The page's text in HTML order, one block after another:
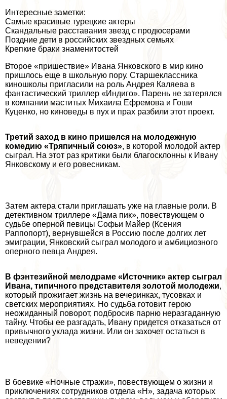
Интересные заметки:
Самые красивые турецкие актеры
Скандальные расставания звезд с продюсерами
Поздние дети в российских звездных семьях
Крепкие бpaки знаменитостей
Второе «пришествие» Ивана Янковского в мир кино
пришлось еще в школьную пору. Старшеклассника
киношколы пригласили на роль Андрея Каляева в
фантастический триллер «Индиго». Парень не затерялся
в компании маститых Михаила Ефремова и Гоши
Куценко, но киноведы в пух и прах разбили этот проект.
Третий заход в кино пришелся на молодежную
комедию «Тряпичный союз», в которой молодой актер
сыграл. На этот раз критики были благосклонны к Ивану
Янковскому и его ровесникам.
Затем актера стали приглашать уже на главные роли. В
детективном триллере «Дама пик», повествующем о
судьбе оперной певицы Софьи Майер (Ксения
Раппопорт), вернувшейся в Россию после долгих лет
эмиграции, Янковский сыграл молодого и амбициозного
оперного певца Андрея.
В фэнтезийной мелодраме «Источник» актер сыграл
Ивана, типичного представителя золотой молодежи,
который прожигает жизнь на вечеринках, тусовках и
светских мероприятиях. Но судьба готовит герою
неожиданный поворот, подбросив парню неразгаданную
тайну. Чтобы ее разгадать, Ивану придется отказаться от
привычного уклада жизни. Или он захочет остаться в
неведении?
В боевике «Ночные стражи», повествующем о жизни и
приключениях сотрудников отдела «Н», задача которых